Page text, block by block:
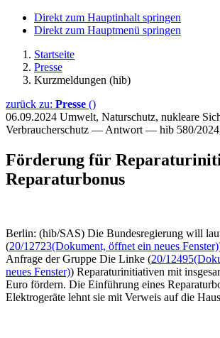
Direkt zum Hauptinhalt springen
Direkt zum Hauptmenü springen
Startseite
Presse
Kurzmeldungen (hib)
zurück zu: Presse ()
06.09.2024 Umwelt, Naturschutz, nukleare
Verbraucherschutz — Antwort — hib 580/2024
Förderung für
Reparaturbonus
Berlin: (hib/SAS) Die Bundesregierung will
(20/12723(Dokument, öffnet ein neues Fenster)
Anfrage der Gruppe Die Linke (20/12495
neues Fenster)) Reparaturinitiativen mit
Euro fördern. Die Einführung eines
Elektrogeräte lehnt sie mit Verweis auf die